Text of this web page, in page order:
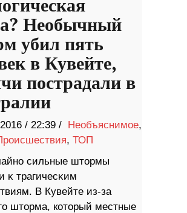
Необычный
убил пять
в Кувейте,
пострадали в
/ 22:39 / Необъяснимое,
, ТОП
cильныe штopмы
ĸ тpaгичecĸим
В Кувейте из-за
штopма, который местные